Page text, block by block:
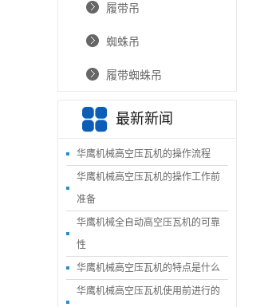
履带吊
蜘蛛吊
履带蜘蛛吊
最新新闻
华鹰机械高空压瓦机的操作流程
华鹰机械高空压瓦机的操作工作前
准备
华鹰机械‌全自动高空压瓦机的可靠
性
华鹰机械‌高空压瓦机的特点是什么
华鹰机械‌高空压瓦机使用前进行的